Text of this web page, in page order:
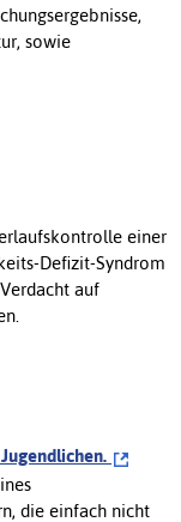
sowie
einer
Defizit-Syndrom
auf
die einfach nicht